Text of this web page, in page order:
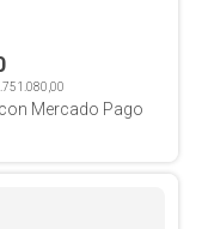
con Mercado Pago